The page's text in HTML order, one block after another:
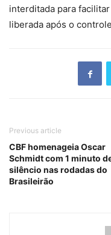
interditada para
liberada após o
Previous article
CBF homenageia Oscar
Schmidt com 1 minuto
silêncio nas rodadas do
Brasileirão